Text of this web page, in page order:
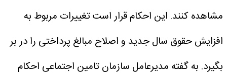
مشاهده کنند. این احکام قرار است تغییرات مربوط به
افزایش حقوق سال جدید و اصلاح مبالغ پرداختی را در بر
بگیرد. به گفته مدیرعامل سازمان تامین اجتماعی احکام